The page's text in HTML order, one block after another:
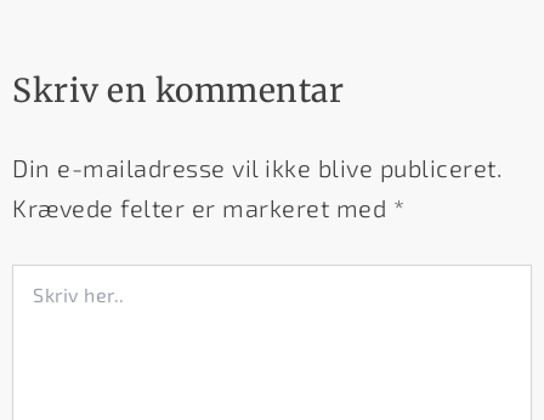
Skriv en kommentar
Din e-mailadresse vil ikke blive publiceret.
Krævede felter er markeret med *
her..